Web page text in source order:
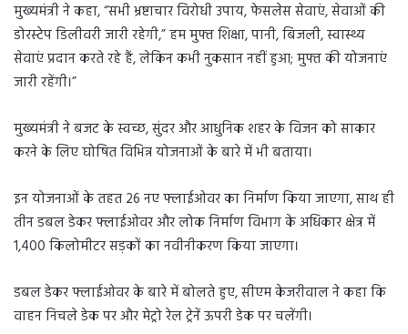
मुख्यमंत्री ने कहा, “सभी भ्रष्टाचार विरोधी उपाय, फेसलेस सेवाएं, सेवाओं की
डोरस्टेप डिलीवरी जारी रहेगी,” हम मुफ्त शिक्षा, पानी, बिजली, स्वास्थ्य
सेवाएं प्रदान करते रहे हैं, लेकिन कभी नुकसान नहीं हुआ; मुफ्त की योजनाएं
जारी रहेंगी।”
मुख्यमंत्री ने बजट के स्वच्छ, सुंदर और आधुनिक शहर के विजन को साकार
करने के लिए घोषित विभिन्न योजनाओं के बारे में भी बताया।
इन योजनाओं के तहत 26 नए फ्लाईओवर का निर्माण किया जाएगा, साथ ही
तीन डबल डेकर फ्लाईओवर और लोक निर्माण विभाग के अधिकार क्षेत्र में
1,400 किलोमीटर सड़कों का नवीनीकरण किया जाएगा।
डबल डेकर फ्लाईओवर के बारे में बोलते हुए, सीएम केजरीवाल ने कहा कि
वाहन निचले डेक पर और मेट्रो रेल ट्रेनें ऊपरी डेक पर चलेंगी।